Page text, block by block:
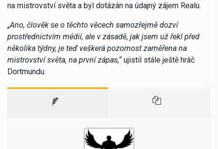
na mistrovství světa a byl dotázán na údajný zájem Realu.
„Ano, člověk se o těchto věcech samozřejmě dozví
prostřednictvím médií, ale v zásadě, jak jsem už řekl před
několika týdny, je teď veškerá pozornost zaměřena na
mistrovství světa, na první zápas,“ujistil stále ještě hráč
Dortmundu.